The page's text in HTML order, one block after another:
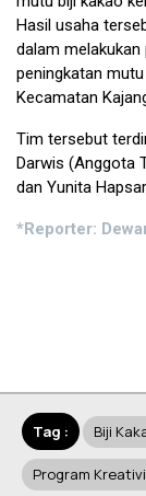
Hasil usaha
dalam melakukan
peningkatan
Kecamatan
Tim tersebut
Darwis (Anggota
dan Yunita
*Reporter:
Tag : Biji
Program